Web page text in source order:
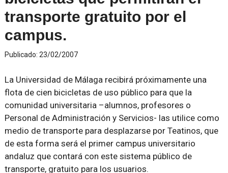
transporte gratuito por el
campus.
Publicado: 23/02/2007
La Universidad de Málaga recibirá próximamente una
flota de cien bicicletas de uso público para que la
comunidad universitaria –alumnos, profesores o
Personal de Administración y Servicios- las utilice como
medio de transporte para desplazarse por Teatinos, que
de esta forma será el primer campus universitario
andaluz que contará con este sistema público de
transporte, gratuito para los usuarios.